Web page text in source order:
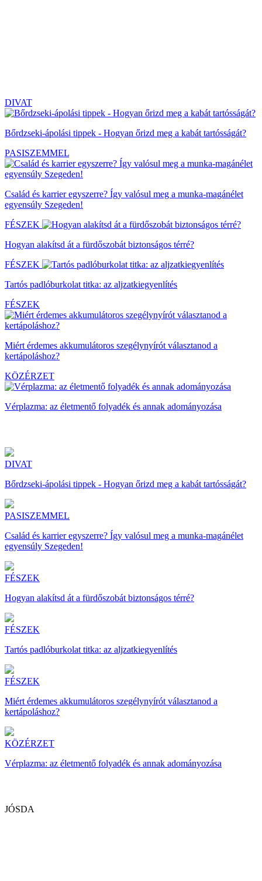
DIVAT
Bőrdzseki-ápolási tippek - Hogyan őrizd meg a kabát tartósságát?
PASISZEMMEL
Család és karrier egyszerre? Így valósul meg a munka-magánélet
egyensúly Szegeden!
FÉSZEK
Hogyan alakítsd át a fürdőszobát biztonságos térré?
FÉSZEK
Tartós padlóburkolat titka: az aljzatkiegyenlítés
FÉSZEK
Miért érdemes akkumulátoros szegélynyírót választanod a
kertápoláshoz?
KÖZÉRZET
Vérplazma: az életmentő folyadék és annak adományozása
DIVAT
Bőrdzseki-ápolási tippek - Hogyan őrizd meg a kabát tartósságát?
PASISZEMMEL
Család és karrier egyszerre? Így valósul meg a munka-magánélet
egyensúly Szegeden!
FÉSZEK
Hogyan alakítsd át a fürdőszobát biztonságos térré?
FÉSZEK
Tartós padlóburkolat titka: az aljzatkiegyenlítés
FÉSZEK
Miért érdemes akkumulátoros szegélynyírót választanod a
kertápoláshoz?
KÖZÉRZET
Vérplazma: az életmentő folyadék és annak adományozása
JÓSDA